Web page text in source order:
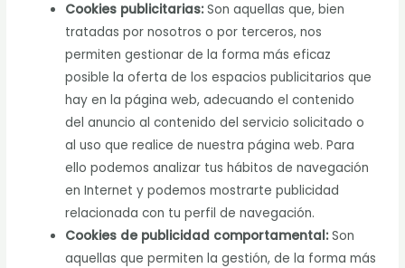
Cookies publicitarias: Son aquellas que, bien
tratadas por nosotros o por terceros, nos
permiten gestionar de la forma más eficaz
posible la oferta de los espacios publicitarios que
hay en la página web, adecuando el contenido
del anuncio al contenido del servicio solicitado o
al uso que realice de nuestra página web. Para
ello podemos analizar tus hábitos de navegación
en Internet y podemos mostrarte publicidad
relacionada con tu perfil de navegación.
Cookies de publicidad comportamental: Son
aquellas que permiten la gestión, de la forma más